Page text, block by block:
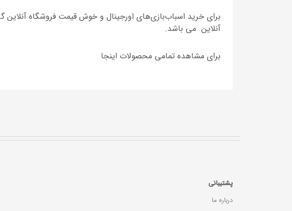
برای خرید اسباب‌بازی‌های اورجینال و خوش قیمت فروشگاه آنلاین
آنلاین می باشد.
برای مشاهده تمامی محصولات اینجا
پشتیبانی
درباره ما